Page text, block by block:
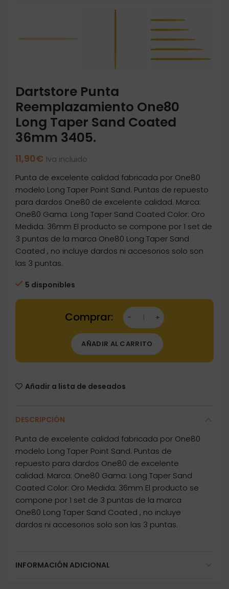
Dartstore Punta
Reemplazamiento One80
Long Taper Sand Coated
36mm 3405.
11,90€ Iva incluido
Punta de excelente calidad fabricada por One80
modelo Long Taper Point Sand. Puntas de repuesto
para dardos One80 de excelente calidad. Marca:
One80 Gama: Long Taper Sand Coated Color: Oro
Medida: 36mm El producto se compone por 1 set de
3 puntas de la marca One80 Long Taper Sand
Coated , no incluye dardos ni accesorios solo son
las 3 puntas.
5 disponibles
Dartstore Punta Reemplazamiento One80
AÑADIR AL CARRITO
Añadir a lista de deseados
DESCRIPCIÓN
Punta de excelente calidad fabricada por One80
modelo Long Taper Point Sand. Puntas de
repuesto para dardos One80 de excelente
calidad. Marca: One80 Gama: Long Taper Sand
Coated Color: Oro Medida: 36mm El producto se
compone por 1 set de 3 puntas de la marca
One80 Long Taper Sand Coated , no incluye
dardos ni accesorios solo son las 3 puntas.
INFORMACIÓN ADICIONAL